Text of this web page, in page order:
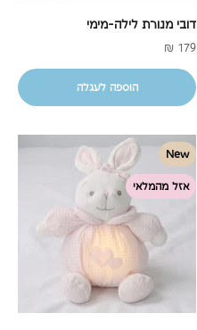
דובי מנורת לילה-מימי
מחיר מבצע
179 ₪
הוספה לעגלה
New
אזל מהמלאי